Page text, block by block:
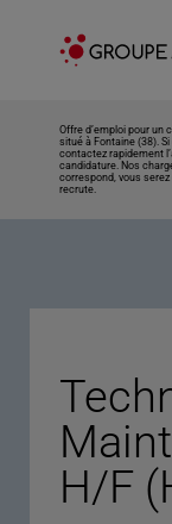
Offre d’emploi pour un
situé à Fontaine (38).
contactez rapidement
candidature. Nos
correspond, vous
recrute.
H/F